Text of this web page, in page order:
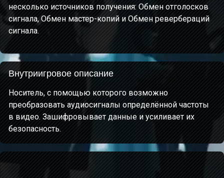
несколько источников получения: Обмен отголосков
сигнала, Обмен мастер-копий и Обмен ревербераций
сигнала.
Внутриигровое описание
Носитель, с помощью которого возможно
преобразовать аудиосигналы определённой частоты
в видео. Зашифровывает данные и усиливает их
безопасность.